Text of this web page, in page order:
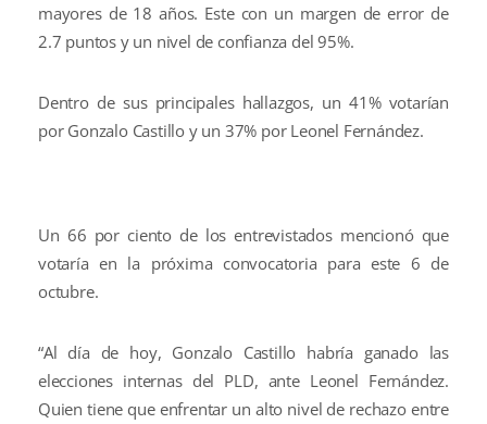
mayores de 18 años. Este con un margen de error de
2.7 puntos y un nivel de confianza del 95%.
Dentro de sus principales hallazgos, un 41% votarían
por Gonzalo Castillo y un 37% por Leonel Fernández.
Un 66 por ciento de los entrevistados mencionó que
votaría en la próxima convocatoria para este 6 de
octubre.
“Al día de hoy, Gonzalo Castillo habría ganado las
elecciones internas del PLD, ante Leonel Fernández.
Quien tiene que enfrentar un alto nivel de rechazo entre